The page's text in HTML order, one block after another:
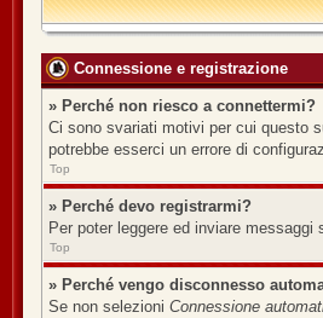
Connessione e registrazione
» Perché non riesco a connettermi?
Ci sono svariati motivi per cui questo
potrebbe esserci un errore di
Top
» Perché devo registrarmi?
Per poter leggere ed inviare
Top
» Perché vengo disconnesso
Se non selezioni Connessione